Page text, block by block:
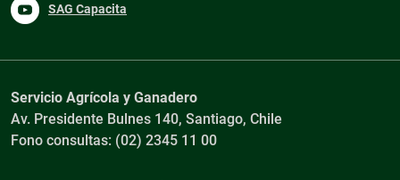
SAG Capacita
Servicio Agrícola y Ganadero
Av. Presidente Bulnes 140, Santiago, Chile
Fono consultas: (02) 2345 11 00